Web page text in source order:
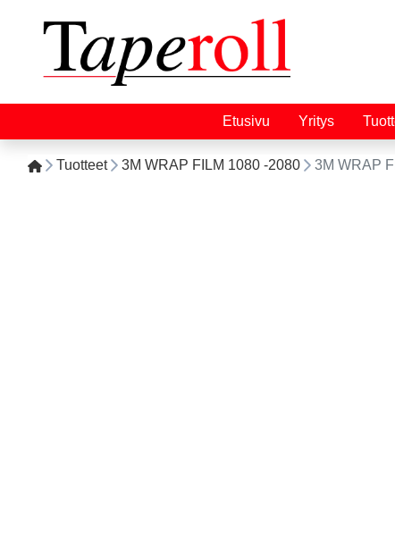
Etusivu Yritys
Tuotteet 3M WRAP FILM 1080 -2080 3M WRAP